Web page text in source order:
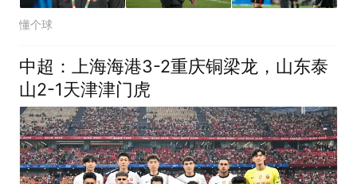
懂个球
中超：上海海港3-2重庆铜梁龙，山东泰
山2-1天津津门虎